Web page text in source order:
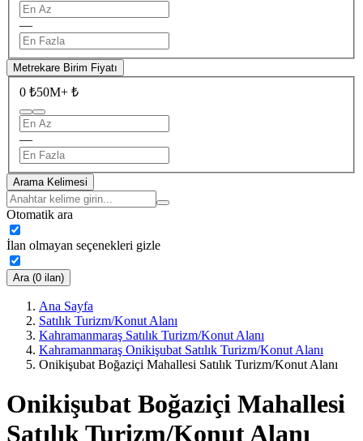
—
Metrekare Birim Fiyatı
0 ₺50M+ ₺
—
Arama Kelimesi
Otomatik ara
İlan olmayan seçenekleri gizle
Ara (0 ilan)
Ana Sayfa
Satılık Turizm/Konut Alanı
Kahramanmaraş Satılık Turizm/Konut Alanı
Kahramanmaraş Onikişubat Satılık Turizm/Konut Alanı
Onikişubat Boğaziçi Mahallesi Satılık Turizm/Konut Alanı
Onikişubat Boğaziçi Mahallesi
Satılık Turizm/Konut Alanı